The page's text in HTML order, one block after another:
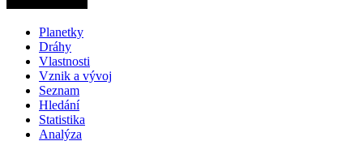
Planetky
Dráhy
Vlastnosti
Vznik a vývoj
Seznam
Hledání
Statistika
Analýza